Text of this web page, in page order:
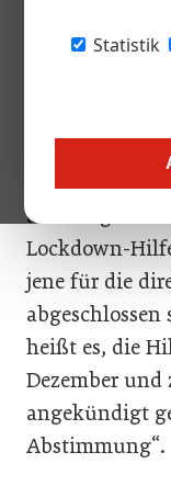
Statistik
In der
Hotellerie-
zugesagte
allerdings
Lockdown-
jene für die
heißt es, die
Dezember
angekündigt
Abstimmung“.